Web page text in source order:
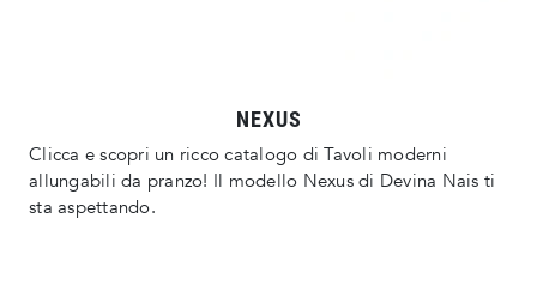
NEXUS
Clicca e scopri un ricco catalogo di Tavoli moderni
allungabili da pranzo! Il modello Nexus di Devina Nais ti
sta aspettando.